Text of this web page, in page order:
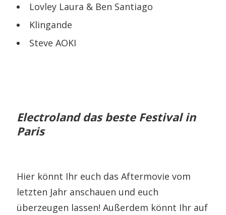
Lovley Laura & Ben Santiago
Klingande
Steve AOKI
Electroland das beste Festival in
Paris
Hier könnt Ihr euch das Aftermovie vom
letzten Jahr anschauen und euch
überzeugen lassen! Außerdem könnt Ihr auf